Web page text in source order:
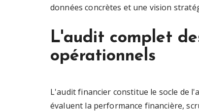
données concrètes et une vision
L'audit complet
opérationnels
L'audit financier constitue le socle de
évaluent la performance financière,